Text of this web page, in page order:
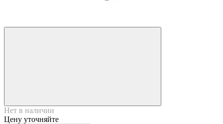
Нет в наличии
Цену уточняйте